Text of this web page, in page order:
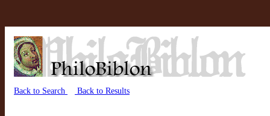
Back to Search Back to Results